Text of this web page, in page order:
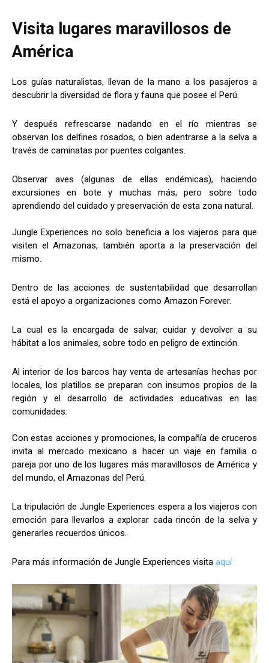
Visita lugares maravillosos de
América
Los guías naturalistas, llevan de la mano a los pasajeros a
descubrir la diversidad de flora y fauna que posee el Perú.
Y después refrescarse nadando en el río mientras se
observan los delfines rosados, o bien adentrarse a la selva a
través de caminatas por puentes colgantes.
Observar aves (algunas de ellas endémicas), haciendo
excursiones en bote y muchas más, pero sobre todo
aprendiendo del cuidado y preservación de esta zona natural.
Jungle Experiences no solo beneficia a los viajeros para que
visiten el Amazonas, también aporta a la preservación del
mismo.
Dentro de las acciones de sustentabilidad que desarrollan
está el apoyo a organizaciones como Amazon Forever.
La cual es la encargada de salvar, cuidar y devolver a su
hábitat a los animales, sobre todo en peligro de extinción.
Al interior de los barcos hay venta de artesanías hechas por
locales, los platillos se preparan con insumos propios de la
región y el desarrollo de actividades educativas en las
comunidades.
Con estas acciones y promociones, la compañía de cruceros
invita al mercado mexicano a hacer un viaje en familia o
pareja por uno de los lugares más maravillosos de América y
del mundo, el Amazonas del Perú.
La tripulación de Jungle Experiences espera a los viajeros con
emoción para llevarlos a explorar cada rincón de la selva y
generarles recuerdos únicos.
Para más información de Jungle Experiences visita aquí